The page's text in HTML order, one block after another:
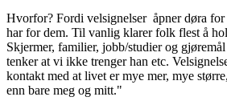
Hvorfor? Fordi velsignelser åpner døra
har for dem. Til vanlig klarer folk flest å
Skjermer, familier, jobb/studier og
tenker at vi ikke trenger han etc.
kontakt med at livet er mye mer, mye
enn bare meg og mitt."